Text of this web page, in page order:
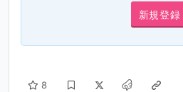
新規登録
8